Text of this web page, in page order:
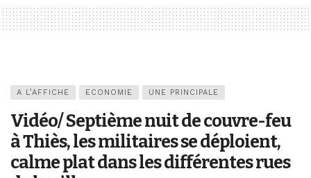
A L’AFFICHE ECONOMIE UNE PRINCIPALE
Vidéo/ Septième nuit de couvre-feu
à Thiès, les militaires se déploient,
calme plat dans les différentes rues